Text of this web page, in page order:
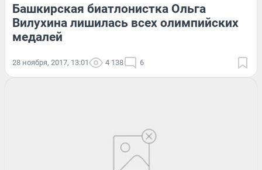
Башкирская биатлонистка Ольга
Вилухина лишилась всех олимпийских
медалей
28 ноября, 2017, 13:01 4 138 6